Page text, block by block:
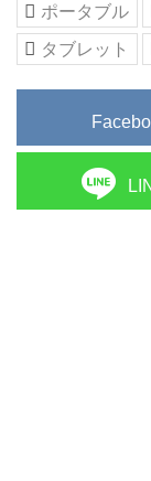
ポータブル
タブレット